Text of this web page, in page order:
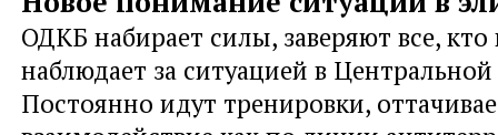
ОДКБ набирает силы, заверяют все,
наблюдает за ситуацией в
Постоянно идут тренировки,